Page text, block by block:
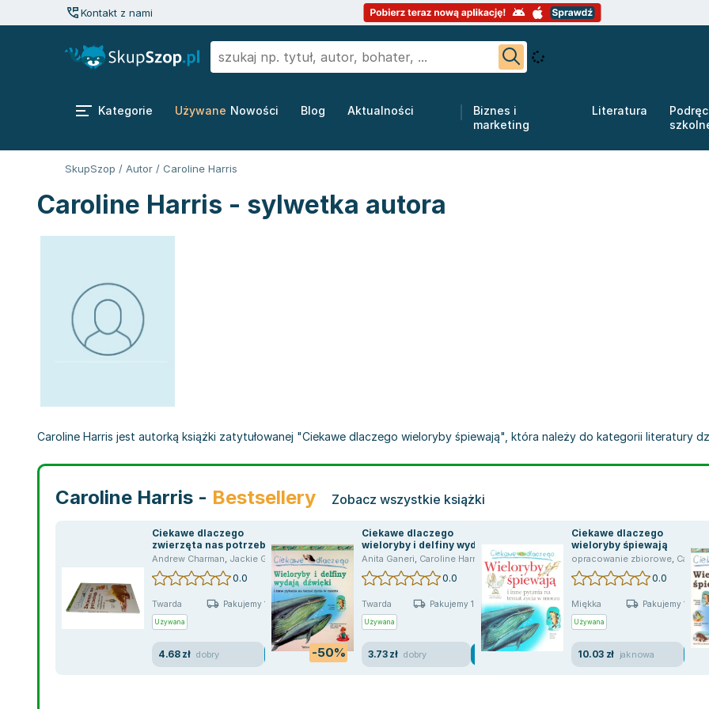
Kontakt z nami
Kategorie Używane Nowości Blog Aktualności
Biznes i
marketing
Literatura
SkupSzop / Autor / Caroline Harris
Caroline Harris - sylwetka autora
Caroline Harris jest autorką książki zatytułowanej "Ciekawe dlaczego wieloryby śpiewają", która należy do kategorii literatury
Caroline Harris - Bestsellery Zobacz wszystkie książki
Ciekawe dlaczego
zwierzęta nas potrzebują
Andrew Charman, Jackie Gaff,Caroline Harris
0.0
Twarda Pakujemy 10.08
Używana
4.68 zł dobry -50%
Ciekawe dlaczego
wieloryby i delfiny wydają
dźwięki i inne pytania na
temat życia w morzu
Anita Ganeri, Caroline Harris
0.0
Twarda Pakujemy 10.08
Używana
3.73 zł dobry
Ciekawe dlaczego
wieloryby śpiewają
opracowanie zbiorowe, Caroline Harris
0.0
Miękka Pakujemy 10.08
Używana
10.03 zł jak nowa